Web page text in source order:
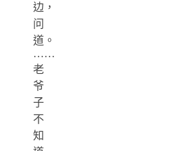
边，
问
道。
……
老
爷
子
不
知